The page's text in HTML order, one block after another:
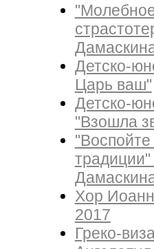
Детско-
Царь ваш"
Детско-
"Взошла
Хор
2017
Греко-